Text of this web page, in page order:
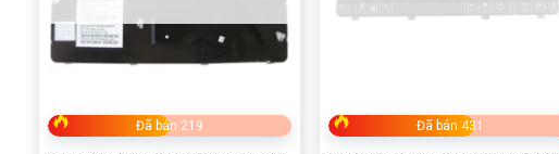
Đã bán 219 Đã bán 431